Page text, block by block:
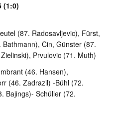
(1:0)
(87. Radosavljevic), Fürst,
Cin, Günster (87.
Prvulovic (71. Muth)
(46. Hansen),
(46. Zadrazil) -Bühl (72.
Bajings)- Schüller (72.